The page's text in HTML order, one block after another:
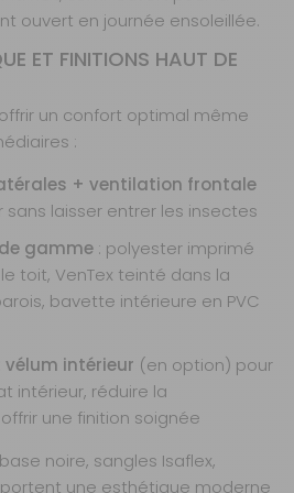
ouvert en journée ensoleillée.
ET FINITIONS HAUT DE
un confort optimal même
:
+ ventilation frontale
sans laisser entrer les insectes
gamme : polyester imprimé
toit, VenTex teinté dans la
bavette intérieure en PVC
intérieur (en option) pour
intérieur, réduire la
une finition soignée
noire, sangles Isaflex,
une esthétique moderne